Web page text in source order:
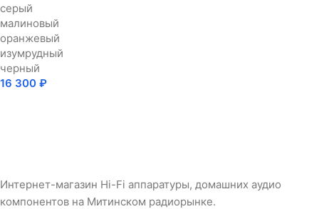
серый
малиновый
оранжевый
изумрудный
черный
16 300 ₽
Интернет-магазин Hi-Fi аппаратуры, домашних аудио
компонентов на Митинском радиорынке.